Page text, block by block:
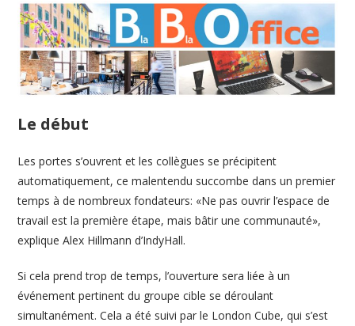
Le début
Les portes s’ouvrent et les collègues se précipitent
automatiquement, ce malentendu succombe dans un premier
temps à de nombreux fondateurs: «Ne pas ouvrir l’espace de
travail est la première étape, mais bâtir une communauté»,
explique Alex Hillmann d’IndyHall.
Si cela prend trop de temps, l’ouverture sera liée à un
événement pertinent du groupe cible se déroulant
simultanément. Cela a été suivi par le London Cube, qui s’est